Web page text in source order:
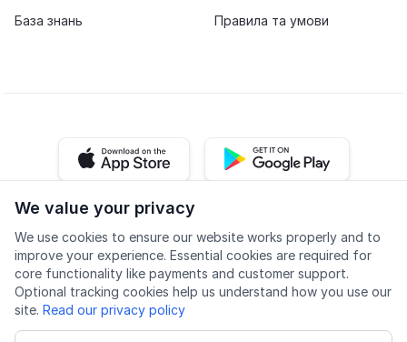
We value your privacy
We use cookies to ensure our website works properly and to
improve your experience. Essential cookies are required for
core functionality like payments and customer support.
Optional tracking cookies help us understand how you use our
site. Read our privacy policy
База знань Правила та умови
iOS app Android app
FacebookInstagramYoutubeLinkedIn